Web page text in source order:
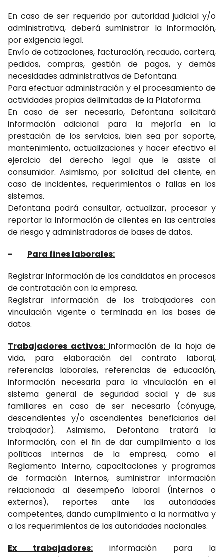
En caso de ser requerido por autoridad judicial y/o
administrativa, deberá suministrar la información,
por exigencia legal.
Envío de cotizaciones, facturación, recaudo, cartera,
pedidos, compras, gestión de pagos, y demás
necesidades administrativas de Defontana.
Para efectuar administración y el procesamiento de
actividades propias delimitadas de la Plataforma.
En caso de ser necesario, Defontana solicitará
información adicional para la mejoría en la
prestación de los servicios, bien sea por soporte,
mantenimiento, actualizaciones y hacer efectivo el
ejercicio del derecho legal que le asiste al
consumidor. Asimismo, por solicitud del cliente, en
caso de incidentes, requerimientos o fallas en los
sistemas.
Defontana podrá consultar, actualizar, procesar y
reportar la información de clientes en las centrales
de riesgo y administradoras de bases de datos.
- Para fines laborales:
Registrar información de los candidatos en procesos
de contratación con la empresa.
Registrar información de los trabajadores con
vinculación vigente o terminada en las bases de
datos.
Trabajadores activos: información de la hoja de
vida, para elaboración del contrato laboral,
referencias laborales, referencias de educación,
información necesaria para la vinculación en el
sistema general de seguridad social y de sus
familiares en caso de ser necesario (cónyuge,
descendientes y/o ascendientes beneficiarios del
trabajador). Asimismo, Defontana tratará la
información, con el fin de dar cumplimiento a las
políticas internas de la empresa, como el
Reglamento Interno, capacitaciones y programas
de formación internos, suministrar información
relacionada al desempeño laboral (internos o
externos), reportes ante las autoridades
competentes, dando cumplimiento a la normativa y
a los requerimientos de las autoridades nacionales.
Ex trabajadores: información para la